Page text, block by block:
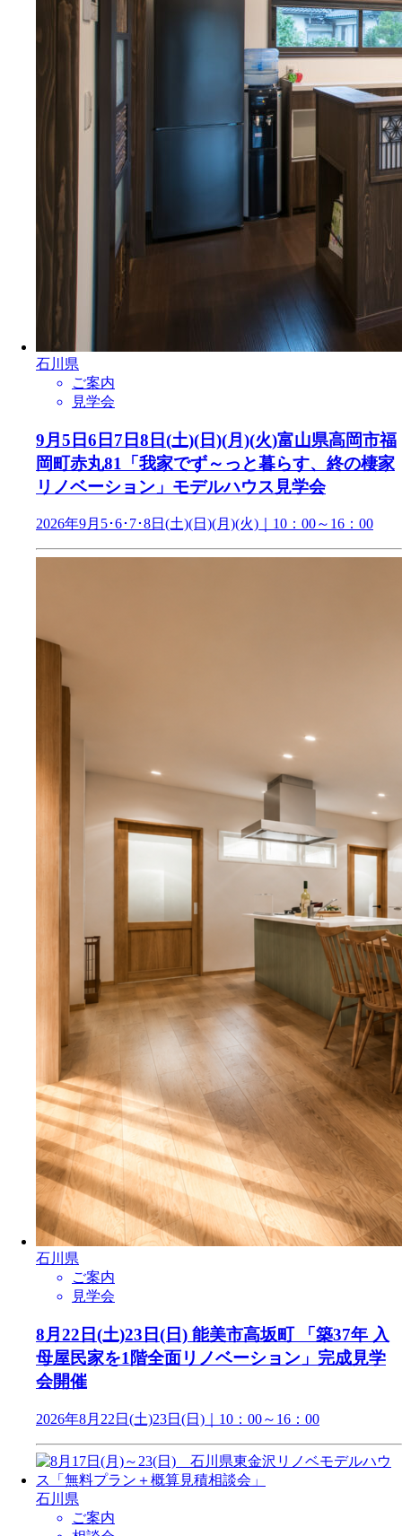
石川県
ご案内
見学会
9月5日6日7日8日(土)(日)(月)(火)富山県高岡市福
岡町赤丸81「我家でず～っと暮らす、終の棲家
リノベーション」モデルハウス見学会
2026年9月5･6･7･8日(土)(日)(月)(火)｜10：00～16：00
石川県
ご案内
見学会
8月22日(土)23日(日) 能美市高坂町 「築37年 入
母屋民家を1階全面リノベーション」完成見学
会開催
2026年8月22日(土)23日(日)｜10：00～16：00
石川県
ご案内